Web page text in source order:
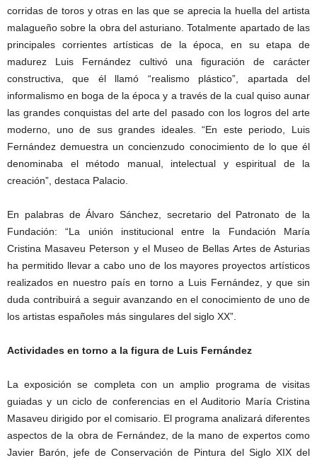
corridas de toros y otras en las que se aprecia la huella del artista
malagueño sobre la obra del asturiano. Totalmente apartado de las
principales corrientes artísticas de la época, en su etapa de
madurez Luis Fernández cultivó una figuración de carácter
constructiva, que él llamó “realismo plástico”, apartada del
informalismo en boga de la época y a través de la cual quiso aunar
las grandes conquistas del arte del pasado con los logros del arte
moderno, uno de sus grandes ideales. “En este periodo, Luis
Fernández demuestra un concienzudo conocimiento de lo que él
denominaba el método manual, intelectual y espiritual de la
creación”, destaca Palacio.
En palabras de Álvaro Sánchez, secretario del Patronato de la
Fundación: “La unión institucional entre la Fundación María
Cristina Masaveu Peterson y el Museo de Bellas Artes de Asturias
ha permitido llevar a cabo uno de los mayores proyectos artísticos
realizados en nuestro país en torno a Luis Fernández, y que sin
duda contribuirá a seguir avanzando en el conocimiento de uno de
los artistas españoles más singulares del siglo XX”.
Actividades en torno a la figura de Luis Fernández
La exposición se completa con un amplio programa de visitas
guiadas y un ciclo de conferencias en el Auditorio María Cristina
Masaveu dirigido por el comisario. El programa analizará diferentes
aspectos de la obra de Fernández, de la mano de expertos como
Javier Barón, jefe de Conservación de Pintura del Siglo XIX del